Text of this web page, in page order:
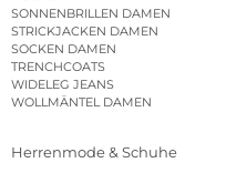
SONNENBRILLEN DAMEN
STRICKJACKEN DAMEN
SOCKEN DAMEN
TRENCHCOATS
WIDELEG JEANS
WOLLMÄNTEL DAMEN
Herrenmode & Schuhe